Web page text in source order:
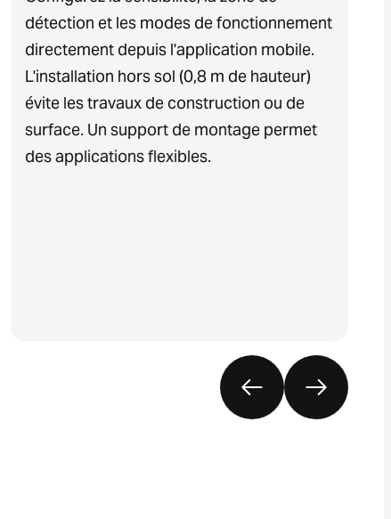
détection et les modes de fonctionnement
directement depuis l'application mobile.
L'installation hors sol (0,8 m de hauteur)
évite les travaux de construction ou de
surface. Un support de montage permet
des applications flexibles.